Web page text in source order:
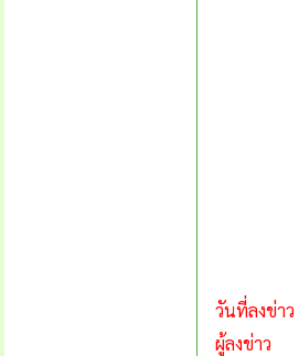
วันที่ลงข่าว
ผู้ลงข่าว